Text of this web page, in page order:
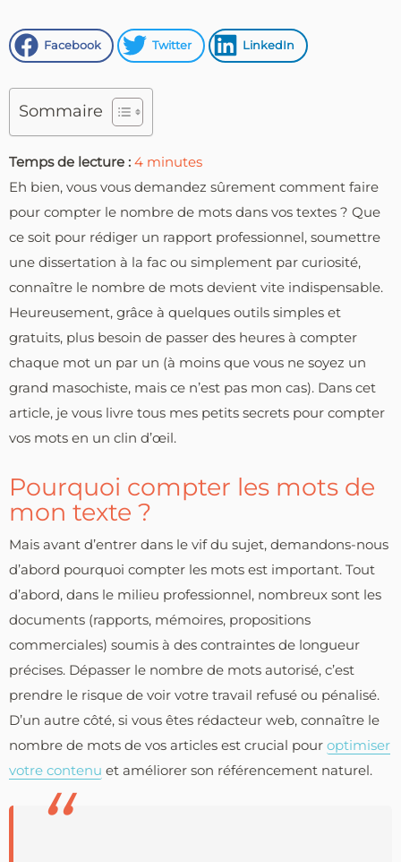
Facebook Twitter LinkedIn
Sommaire
Temps de lecture : 4 minutes
Eh bien, vous vous demandez sûrement comment faire
pour compter le nombre de mots dans vos textes ? Que
ce soit pour rédiger un rapport professionnel, soumettre
une dissertation à la fac ou simplement par curiosité,
connaître le nombre de mots devient vite indispensable.
Heureusement, grâce à quelques outils simples et
gratuits, plus besoin de passer des heures à compter
chaque mot un par un (à moins que vous ne soyez un
grand masochiste, mais ce n’est pas mon cas). Dans cet
article, je vous livre tous mes petits secrets pour compter
vos mots en un clin d’œil.
Pourquoi compter les mots de
mon texte ?
Mais avant d’entrer dans le vif du sujet, demandons-nous
d’abord pourquoi compter les mots est important. Tout
d’abord, dans le milieu professionnel, nombreux sont les
documents (rapports, mémoires, propositions
commerciales) soumis à des contraintes de longueur
précises. Dépasser le nombre de mots autorisé, c’est
prendre le risque de voir votre travail refusé ou pénalisé.
D’un autre côté, si vous êtes rédacteur web, connaître le
nombre de mots de vos articles est crucial pour optimiser
votre contenu et améliorer son référencement naturel.